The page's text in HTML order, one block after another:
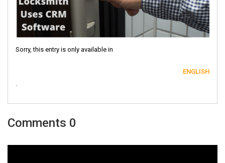
Sorry, this entry is only available in
ENGLISH
.
0 Comments